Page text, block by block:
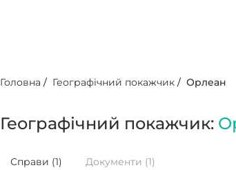
Головна / Географічний покажчик /Орлеан
Географічний покажчик:
Справи (1) Документи (1)